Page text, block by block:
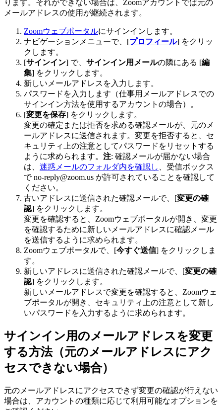
ります。それができない場合は、Zoomアカウントでは元の
メールアドレスの使用が継続されます。
Zoomウェブポータルにサインインします。
ナビゲーションメニューで、[プロフィール] をクリッ
クします。
[サインイン] で、 サインイン用メールの隣にある [編
集] をクリックします。
新しいメールアドレスを入力します。
パスワードを入力します（仕事用メールアドレスでの
サインイン方法を使用するアカウントの場合）。
[変更を保存] をクリックします。
変更の確定または拒否を求める確認メールが、元のメ
ールアドレスに送信されます。変更を拒否すると、セ
キュリティ上の注意としてパスワードをリセットする
ように求められます。 注: 確認メールが届かない場合
は、 迷惑メールのフォルダ内を確認し
、受信ボックス
で no-reply@zoom.us が許可されていることを確認して
ください。
古いアドレスに送信された確認メールで、[変更の確
認] をクリックします。
変更を確認すると、Zoomウェブポータルが開き、変更
を確認するために新しいメールアドレスに確認メール
を送信するように求められます。
Zoomウェブポータルで、[今すぐ送信] をクリックしま
す。
新しいアドレスに送信された確認メールで、[変更の確
認] をクリックします。
新しいメールアドレスで変更を確認すると、Zoomウェ
ブポータルが開き、セキュリティ上の注意として新し
いパスワードを入力するように求められます。
サインイン用のメールアドレスを変更
する方法（元のメールアドレスにアク
セスできない場合）
元のメールアドレスにアクセスできず変更の確認が行えない
場合は、アカウントの種類に応じて利用可能なオプションを